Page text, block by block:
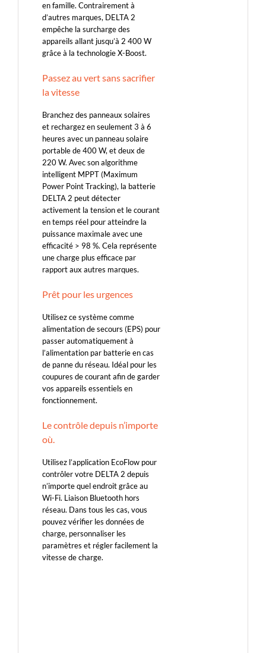
en famille. Contrairement à
d’autres marques, DELTA 2
empêche la surcharge des
appareils allant jusqu’à 2 400 W
grâce à la technologie X-Boost.
Passez au vert sans sacrifier
la vitesse
Branchez des panneaux solaires
et rechargez en seulement 3 à 6
heures avec un panneau solaire
portable de 400 W, et deux de
220 W. Avec son algorithme
intelligent MPPT (Maximum
Power Point Tracking), la batterie
DELTA 2 peut détecter
activement la tension et le courant
en temps réel pour atteindre la
puissance maximale avec une
efficacité > 98 %. Cela représente
une charge plus efficace par
rapport aux autres marques.
Prêt pour les urgences
Utilisez ce système comme
alimentation de secours (EPS) pour
passer automatiquement à
l’alimentation par batterie en cas
de panne du réseau. Idéal pour les
coupures de courant afin de garder
vos appareils essentiels en
fonctionnement.
Le contrôle depuis n’importe
où.
Utilisez l’application EcoFlow pour
contrôler votre DELTA 2 depuis
n’importe quel endroit grâce au
Wi-Fi. Liaison Bluetooth hors
réseau. Dans tous les cas, vous
pouvez vérifier les données de
charge, personnaliser les
paramètres et régler facilement la
vitesse de charge.